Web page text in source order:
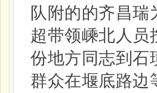
队附的的齐昌瑞
超带领嵊北人员
份地方同志到石
群众在堰底路边